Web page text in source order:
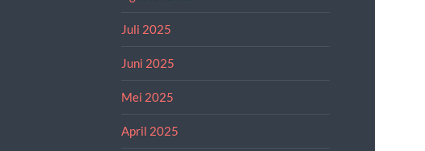
Juli 2025
Juni 2025
Mei 2025
April 2025